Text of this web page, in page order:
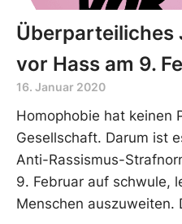
Überparteiliches
vor Hass am 9.
16. Januar 2020
Homophobie hat keinen
Gesellschaft. Darum ist
Anti-Rassismus-
9. Februar auf schwule,
Menschen auszuweiten.